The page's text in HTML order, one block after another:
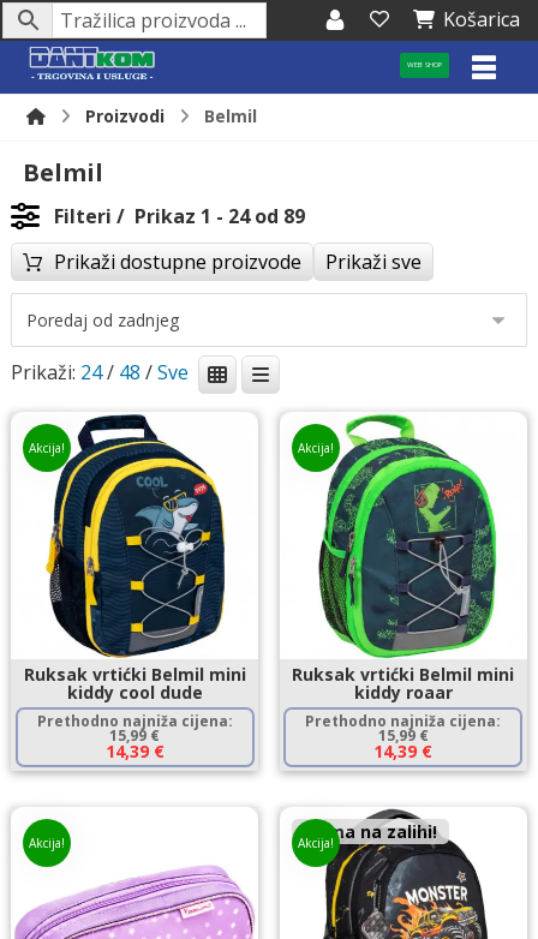
Košarica
WEB SHOP
Proizvodi Belmil
Belmil
Filteri
Prikaz 1 - 24 od 89
Prikaži dostupne proizvode
Prikaži sve
Prikaži: 24/ 48 /
Ruksak vrtićki Belmil mini
kiddy cool dude
Prethodno najniža cijena:
15,99 €
14,39 €
Akcija!
Ruksak vrtićki Belmil mini
kiddy roaar
Prethodno najniža cijena:
15,99 €
14,39 €
Akcija!
Akcija! Nema na zalihi!
Akcija!